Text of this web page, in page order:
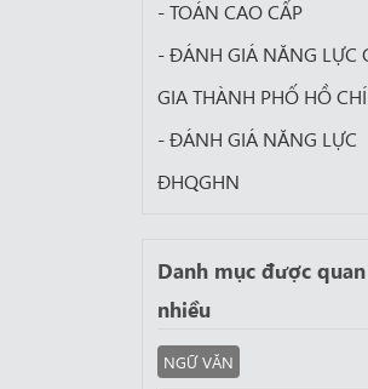
- TOÁN CAO CẤP
- ĐÁNH GIÁ NĂNG LỰC
GIA THÀNH PHỐ HỒ
- ĐÁNH GIÁ NĂNG LỰC
ĐHQGHN
Danh mục được
nhiều
NGỮ VĂN